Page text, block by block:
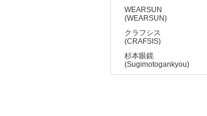
WEARSUN
(WEARSUN)
クラフシス
(CRAFSIS)
杉本眼鏡
(Sugimotogankyou)